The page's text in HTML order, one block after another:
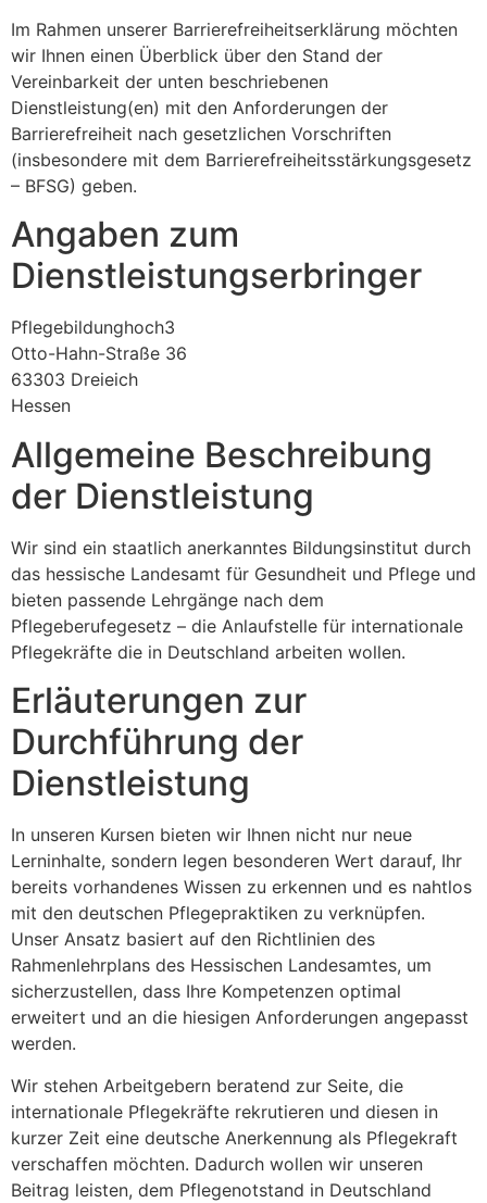
Im Rahmen unserer Barrierefreiheitserklärung möchten
wir Ihnen einen Überblick über den Stand der
Vereinbarkeit der unten beschriebenen
Dienstleistung(en) mit den Anforderungen der
Barrierefreiheit nach gesetzlichen Vorschriften
(insbesondere mit dem Barrierefreiheitsstärkungsgesetz
– BFSG) geben.
Angaben zum
Dienstleistungserbringer
Pflegebildunghoch3
Otto-Hahn-Straße 36
63303 Dreieich
Hessen
Allgemeine Beschreibung
der Dienstleistung
Wir sind ein staatlich anerkanntes Bildungsinstitut durch
das hessische Landesamt für Gesundheit und Pflege und
bieten passende Lehrgänge nach dem
Pflegeberufegesetz – die Anlaufstelle für internationale
Pflegekräfte die in Deutschland arbeiten wollen.
Erläuterungen zur
Durchführung der
Dienstleistung
In unseren Kursen bieten wir Ihnen nicht nur neue
Lerninhalte, sondern legen besonderen Wert darauf, Ihr
bereits vorhandenes Wissen zu erkennen und es nahtlos
mit den deutschen Pflegepraktiken zu verknüpfen.
Unser Ansatz basiert auf den Richtlinien des
Rahmenlehrplans des Hessischen Landesamtes, um
sicherzustellen, dass Ihre Kompetenzen optimal
erweitert und an die hiesigen Anforderungen angepasst
werden.
Wir stehen Arbeitgebern beratend zur Seite, die
internationale Pflegekräfte rekrutieren und diesen in
kurzer Zeit eine deutsche Anerkennung als Pflegekraft
verschaffen möchten. Dadurch wollen wir unseren
Beitrag leisten, dem Pflegenotstand in Deutschland